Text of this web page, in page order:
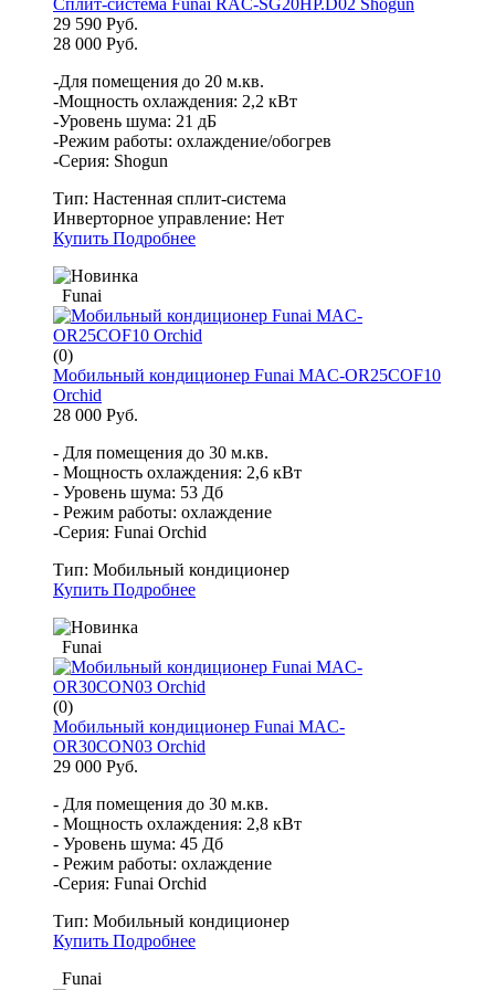
Сплит-система Funai RAC-SG20HP.D02 Shogun
29 590 Руб.
28 000 Руб.
-Для помещения до 20 м.кв.
-Мощность охлаждения: 2,2 кВт
-Уровень шума: 21 дБ
-Режим работы: охлаждение/обогрев
-Серия: Shogun
Тип: Настенная сплит-система
Инверторное управление: Нет
Купить Подробнее
Funai
(0)
Мобильный кондиционер Funai MAC-OR25COF10
Orchid
28 000 Руб.
- Для помещения до 30 м.кв.
- Мощность охлаждения: 2,6 кВт
- Уровень шума: 53 Дб
- Режим работы: охлаждение
-Серия: Funai Orchid
Тип: Мобильный кондиционер
Купить Подробнее
Funai
(0)
Мобильный кондиционер Funai MAC-
OR30CON03 Orchid
29 000 Руб.
- Для помещения до 30 м.кв.
- Мощность охлаждения: 2,8 кВт
- Уровень шума: 45 Дб
- Режим работы: охлаждение
-Серия: Funai Orchid
Тип: Мобильный кондиционер
Купить Подробнее
Funai